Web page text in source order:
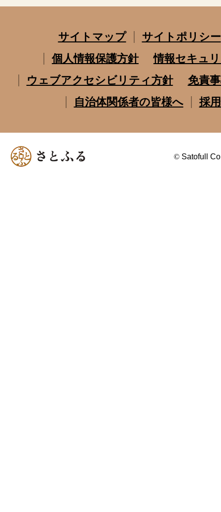
サイトマップ
サイトポリシー
個人情報保護方針
情報セキュ
ウェブアクセシビリティ方針
免責
自治体関係者の皆様へ
採
© Satofull